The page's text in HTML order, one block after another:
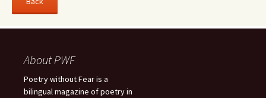
About PWF
Poetry without Fear is a
bilingual magazine of poetry in